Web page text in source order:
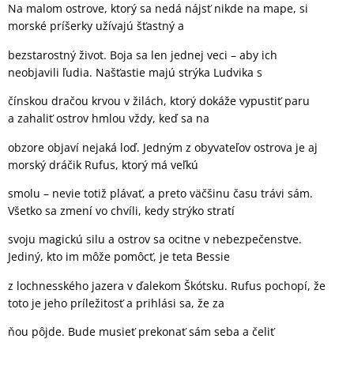
Na malom ostrove, ktorý sa nedá nájsť nikde na mape, si
morské príšerky užívajú šťastný a
bezstarostný život. Boja sa len jednej veci – aby ich
neobjavili ľudia. Našťastie majú strýka Ludvika s
čínskou dračou krvou v žilách, ktorý dokáže vypustiť paru
a zahaliť ostrov hmlou vždy, keď sa na
obzore objaví nejaká loď. Jedným z obyvateľov ostrova je aj
morský dráčik Rufus, ktorý má veľkú
smolu – nevie totiž plávať, a preto väčšinu času trávi sám.
Všetko sa zmení vo chvíli, kedy strýko stratí
svoju magickú silu a ostrov sa ocitne v nebezpečenstve.
Jediný, kto im môže pomôcť, je teta Bessie
z lochnesského jazera v ďalekom Škótsku. Rufus pochopí, že
toto je jeho príležitosť a prihlási sa, že za
ňou pôjde. Bude musieť prekonať sám seba a čeliť